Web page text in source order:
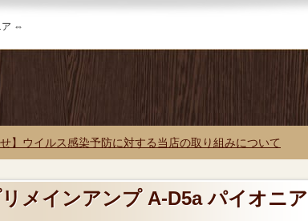
ア ⇔
せ】ウイルス感染予防に対する当店の取り組みについて
メインアンプ A-D5a パイオニア